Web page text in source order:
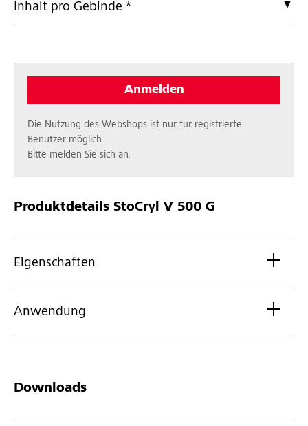
Inhalt pro Gebinde *
Anmelden
Die Nutzung des Webshops ist nur für registrierte
Benutzer möglich.
Bitte melden Sie sich an.
Produktdetails StoCryl V 500 G
Eigenschaften
Anwendung
Downloads